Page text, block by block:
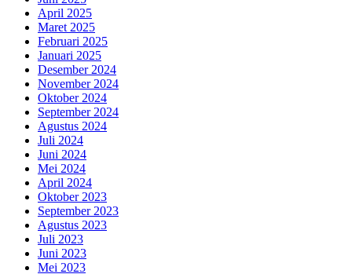
April 2025
Maret 2025
Februari 2025
Januari 2025
Desember 2024
November 2024
Oktober 2024
September 2024
Agustus 2024
Juli 2024
Juni 2024
Mei 2024
April 2024
Oktober 2023
September 2023
Agustus 2023
Juli 2023
Juni 2023
Mei 2023